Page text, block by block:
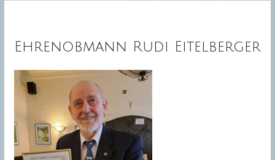
Ehrenobmann Rudi Eitelberger